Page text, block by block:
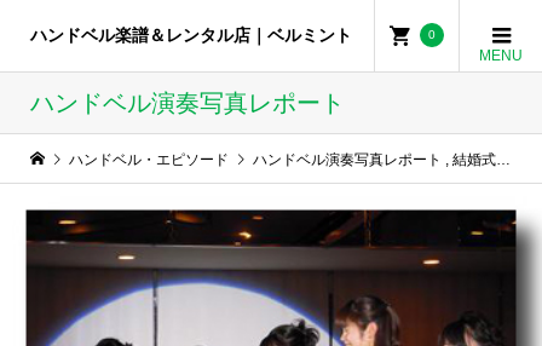
ハンドベル楽譜＆レンタル店｜ベルミント 0
ハンドベル演奏写真レポート
ハンドベル・エピソード ハンドベル演奏写真レポート , 結婚式でハンドベル